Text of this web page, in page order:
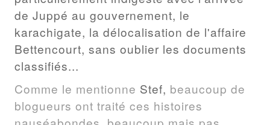
de Juppé au gouvernement, le
karachigate, la délocalisation de l'affaire
Bettencourt, sans oublier les documents
classifiés...
Comme le mentionne Stef, beaucoup de
blogueurs ont traité ces histoires